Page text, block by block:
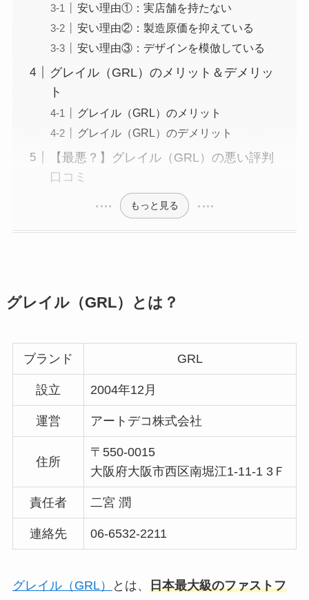
安い理由①：実店舗を持たない
安い理由②：製造原価を抑えている
安い理由③：デザインを模倣している
グレイル（GRL）のメリット＆デメリッ
ト
グレイル（GRL）のメリット
グレイル（GRL）のデメリット
【最悪？】グレイル（GRL）の悪い評判
口コミ
もっと見る
グレイル（GRL）とは？
ブランド GRL
設立 2004年12月
運営 アートデコ株式会社
住所
〒550-0015
大阪府大阪市西区南堀江1-11-1 3Ｆ
責任者 二宮 潤
連絡先 06-6532-2211
グレイル（GRL） とは、 日本最大級のファストフ